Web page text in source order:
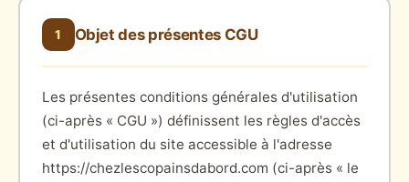
1 Objet des présentes CGU
Les présentes conditions générales d'utilisation
(ci-après « CGU ») définissent les règles d'accès
et d'utilisation du site accessible à l'adresse
https://chezlescopainsdabord.com (ci-après « le